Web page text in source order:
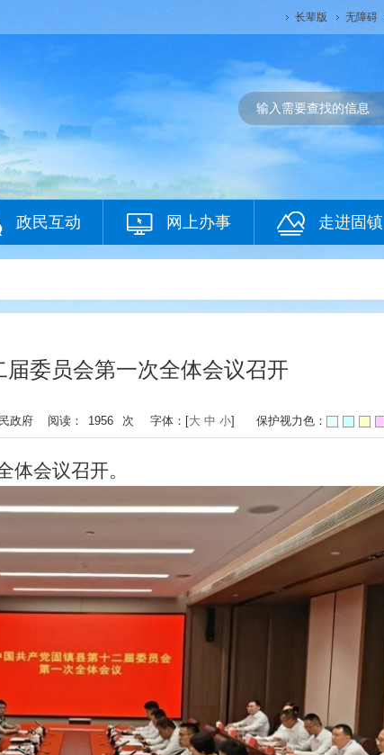
长辈版 无障碍
政民互动 网上办事 走进固镇
委员会第一次全体会议召开
政府 阅读： 1956 次 字体：[大 中 小] 保护视力色：
会议召开。